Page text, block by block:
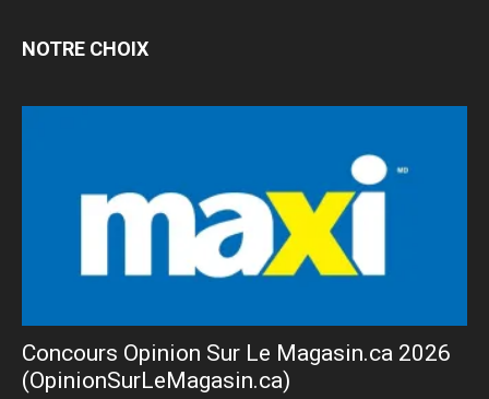
NOTRE CHOIX
Concours Opinion Sur Le Magasin.ca 2026
(OpinionSurLeMagasin.ca)